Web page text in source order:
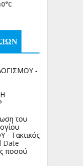
-
του
- Τακτικός
Date
ποσoύ